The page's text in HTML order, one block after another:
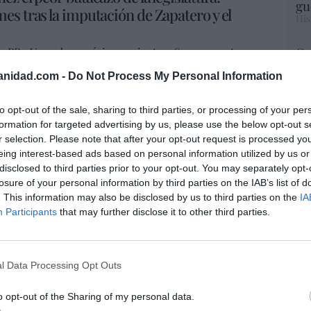
- Do Not Process My Personal Information
opt-out of the sale, sharing to third parties, or processing of your
for targeted advertising by us, please use the below opt-out
selection. Please note that after your opt-out request is processed
interest-based ads based on personal information utilized by us
to third parties prior to your opt-out. You may separately
of your personal information by third parties on the IAB’s list of
This information may also be disclosed by us to third parties on the
Participants that may further disclose it to other third parties.
Data Processing Opt Outs
opt-out of the Sharing of my personal data.
tras la imputación de Zapatero y el
y Vox sube a máximos mientras Sumar se estanca
Mundo)
judicial: «Es una muerte a pellizcos». En los
desfilarán ante el juez; Mercedes González, por el
por las mascarillas. (ABC)
las decepciones del presidente. El núcleo de
a golpe de escándalo desde que llegó al Gobierno en
Judicial ante la 'semana horribilis' en los tribunales
Ejecutivo se acoge al "engaño" al PSOE por parte de
partido. (El Periódico)
para desactivar el delito fiscal
figura de la nulidad de actuaciones en esta causa